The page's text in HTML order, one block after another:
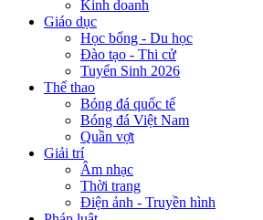
Kinh doanh
Giáo dục
Học bổng - Du học
Đào tạo - Thi cử
Tuyển Sinh 2026
Thể thao
Bóng đá quốc tế
Bóng đá Việt Nam
Quần vợt
Giải trí
Âm nhạc
Thời trang
Điện ảnh - Truyền hình